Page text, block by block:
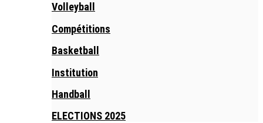
Volleyball
Compétitions
Basketball
Institution
Handball
ELECTIONS 2025